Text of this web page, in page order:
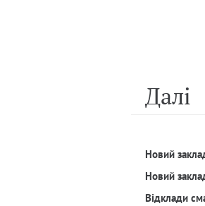
Далi
Новий
Новий
Відклади